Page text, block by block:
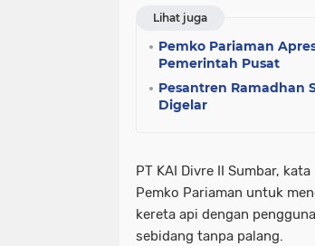
Lihat juga
Pemko Pariaman
Pemerintah Pusat
Pesantren Ramadhan
Digelar
PT KAI Divre II Sumbar,
Pemko Pariaman untuk
kereta api dengan
sebidang tanpa palang.